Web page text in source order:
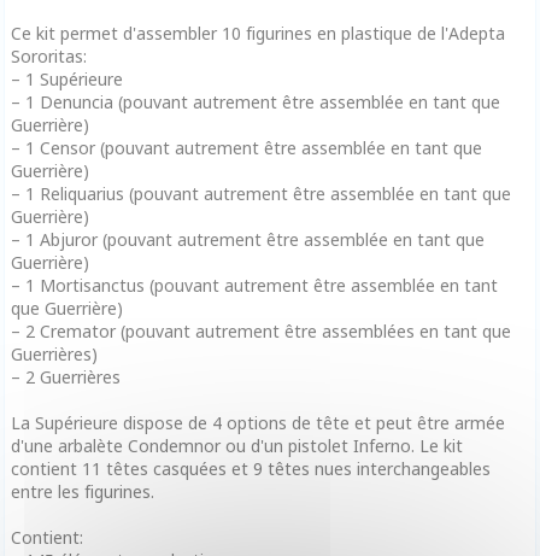
Ce kit permet d'assembler 10 figurines en plastique de l'Adepta
Sororitas:
– 1 Supérieure
– 1 Denuncia (pouvant autrement être assemblée en tant que
Guerrière)
– 1 Censor (pouvant autrement être assemblée en tant que
Guerrière)
– 1 Reliquarius (pouvant autrement être assemblée en tant que
Guerrière)
– 1 Abjuror (pouvant autrement être assemblée en tant que
Guerrière)
– 1 Mortisanctus (pouvant autrement être assemblée en tant
que Guerrière)
– 2 Cremator (pouvant autrement être assemblées en tant que
Guerrières)
– 2 Guerrières
La Supérieure dispose de 4 options de tête et peut être armée
d'une arbalète Condemnor ou d'un pistolet Inferno. Le kit
contient 11 têtes casquées et 9 têtes nues interchangeables
entre les figurines.
Contient: